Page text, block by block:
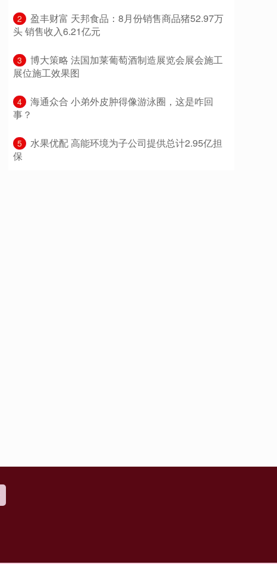
2
​盈丰财富 天邦食品：8月份销售商品猪52.97万
头 销售收入6.21亿元
3
​博大策略 法国加莱葡萄酒制造展览会展会施工
展位施工效果图
4
​海通众合 小弟外皮肿得像游泳圈，这是咋回
事？
5
​水果优配 高能环境为子公司提供总计2.95亿担
保